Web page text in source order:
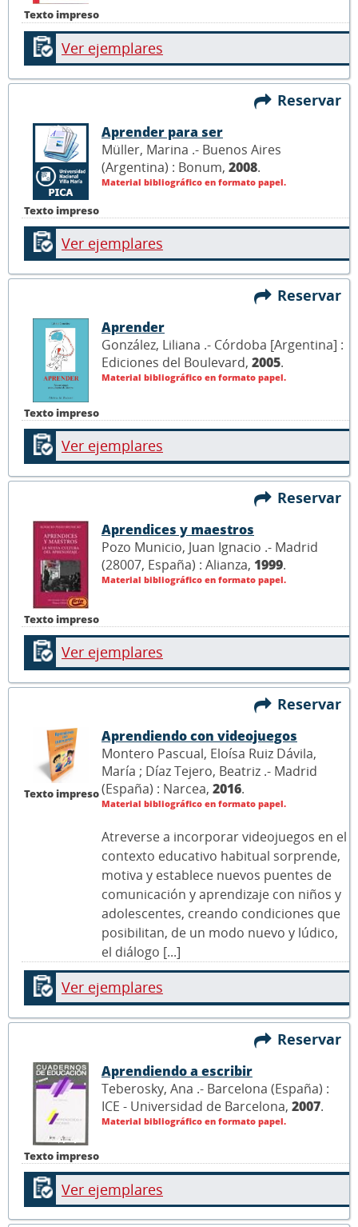
Texto impreso
Ver ejemplares
Reservar
Texto impreso
Aprender para ser
Müller, Marina .- Buenos Aires
(Argentina) : Bonum, 2008.
Material bibliográfico en formato papel.
Ver ejemplares
Reservar
Texto impreso
Aprender
González, Liliana .- Córdoba [Argentina] :
Ediciones del Boulevard, 2005.
Material bibliográfico en formato papel.
Ver ejemplares
Reservar
Texto impreso
Aprendices y maestros
Pozo Municio, Juan Ignacio .- Madrid
(28007, España) : Alianza, 1999.
Material bibliográfico en formato papel.
Ver ejemplares
Reservar
Texto impreso
Aprendiendo con videojuegos
Montero Pascual, Eloísa Ruiz Dávila,
María ; Díaz Tejero, Beatriz .- Madrid
(España) : Narcea, 2016.
Material bibliográfico en formato papel.
Atreverse a incorporar videojuegos en el
contexto educativo habitual sorprende,
motiva y establece nuevos puentes de
comunicación y aprendizaje con niños y
adolescentes, creando condiciones que
posibilitan, de un modo nuevo y lúdico,
el diálogo [...]
Ver ejemplares
Reservar
Texto impreso
Aprendiendo a escribir
Teberosky, Ana .- Barcelona (España) :
ICE - Universidad de Barcelona, 2007.
Material bibliográfico en formato papel.
Ver ejemplares